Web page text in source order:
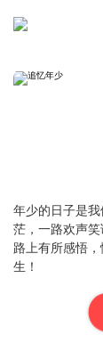
年少的日子是
茫，一路欢声
路上有所感悟
生！